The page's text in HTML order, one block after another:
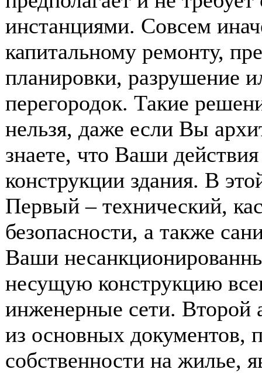
инстанциями. Совсем
капитальному ремонту,
планировки, разрушение
перегородок. Такие
нельзя, даже если Вы
знаете, что Ваши
конструкции здания. В
Первый – технический,
безопасности, а также
Ваши
несущую конструкцию
инженерные сети.
из основных документов,
собственности на жилье,